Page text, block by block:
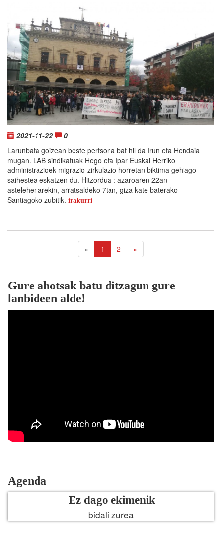
2021-11-22
0
Larunbata goizean beste pertsona bat hil da Irun eta Hendaia
mugan. LAB sindikatuak Hego eta Ipar Euskal Herriko
administrazioek migrazio-zirkulazio horretan biktima gehiago
saihestea eskatzen du. Hitzordua : azaroaren 22an
astelehenarekin, arratsaldeko 7tan, giza kate baterako
Santiagoko zubitik. irakurri
« 1 2 »
Gure ahotsak batu ditzagun gure
lanbideen alde!
Agenda
Ez dago ekimenik
bidali zurea